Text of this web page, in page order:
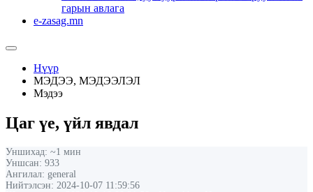
гарын авлага
e-zasag.mn
Нүүр
МЭДЭЭ, МЭДЭЭЛЭЛ
Мэдээ
Цаг үе, үйл явдал
Уншихад: ~1 мин
Уншсан: 933
Ангилал: general
Нийтэлсэн: 2024-10-07 11:59:56